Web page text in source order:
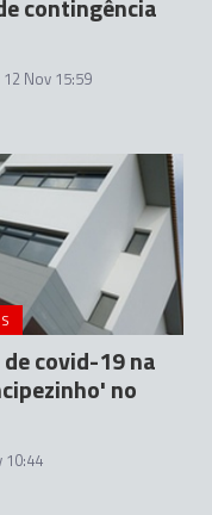
contingência
12 Nov 15:59
covid-19 na
no
10:44